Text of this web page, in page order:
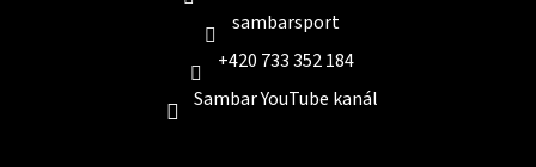
sambarsport
+420 733 352 184
Sambar YouTube kanál